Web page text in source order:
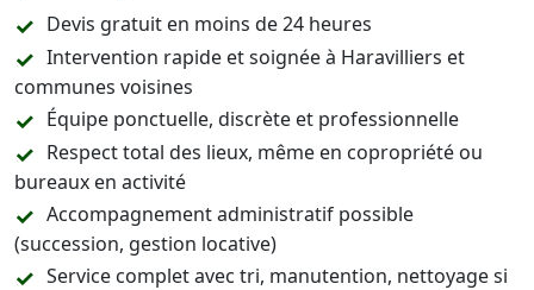
Devis gratuit en moins de 24 heures
Intervention rapide et soignée à Haravilliers et
communes voisines
Équipe ponctuelle, discrète et professionnelle
Respect total des lieux, même en copropriété ou
bureaux en activité
Accompagnement administratif possible
(succession, gestion locative)
Service complet avec tri, manutention, nettoyage si